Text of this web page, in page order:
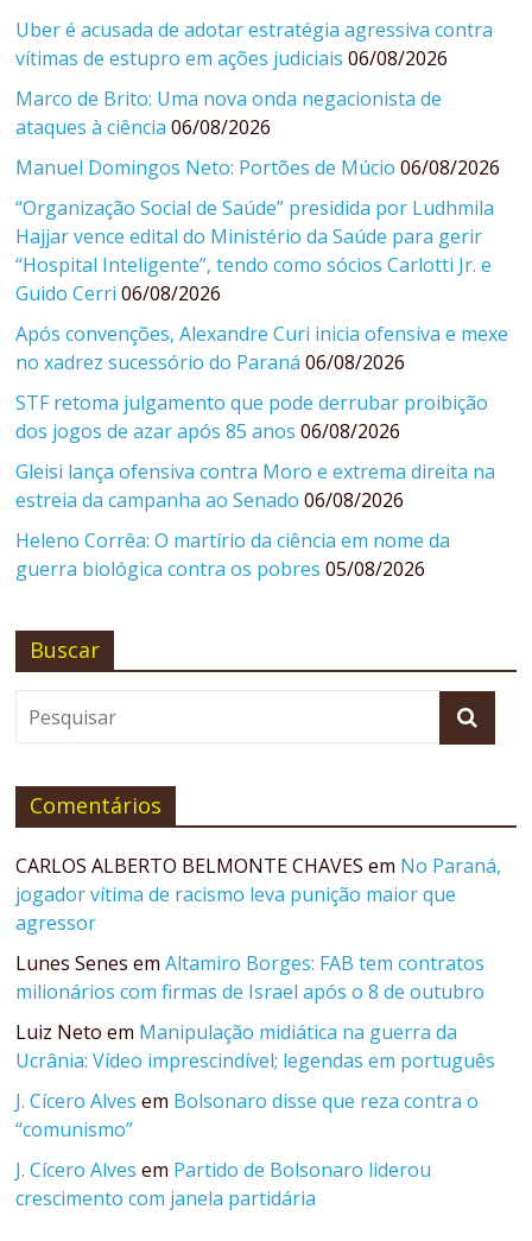
Uber é acusada de adotar estratégia agressiva contra
vítimas de estupro em ações judiciais 06/08/2026
Marco de Brito: Uma nova onda negacionista de
ataques à ciência 06/08/2026
Manuel Domingos Neto: Portões de Múcio 06/08/2026
“Organização Social de Saúde” presidida por Ludhmila
Hajjar vence edital do Ministério da Saúde para gerir
“Hospital Inteligente”, tendo como sócios Carlotti Jr. e
Guido Cerri 06/08/2026
Após convenções, Alexandre Curi inicia ofensiva e mexe
no xadrez sucessório do Paraná 06/08/2026
STF retoma julgamento que pode derrubar proibição
dos jogos de azar após 85 anos 06/08/2026
Gleisi lança ofensiva contra Moro e extrema direita na
estreia da campanha ao Senado 06/08/2026
Heleno Corrêa: O martírio da ciência em nome da
guerra biológica contra os pobres 05/08/2026
Buscar
Comentários
CARLOS ALBERTO BELMONTE CHAVES em No Paraná,
jogador vítima de racismo leva punição maior que
agressor
Lunes Senes emAltamiro Borges: FAB tem contratos
milionários com firmas de Israel após o 8 de outubro
Luiz Neto em Manipulação midiática na guerra da
Ucrânia: Vídeo imprescindível; legendas em português
J. Cícero Alves em Bolsonaro disse que reza contra o
“comunismo”
J. Cícero Alves em Partido de Bolsonaro liderou
crescimento com janela partidária